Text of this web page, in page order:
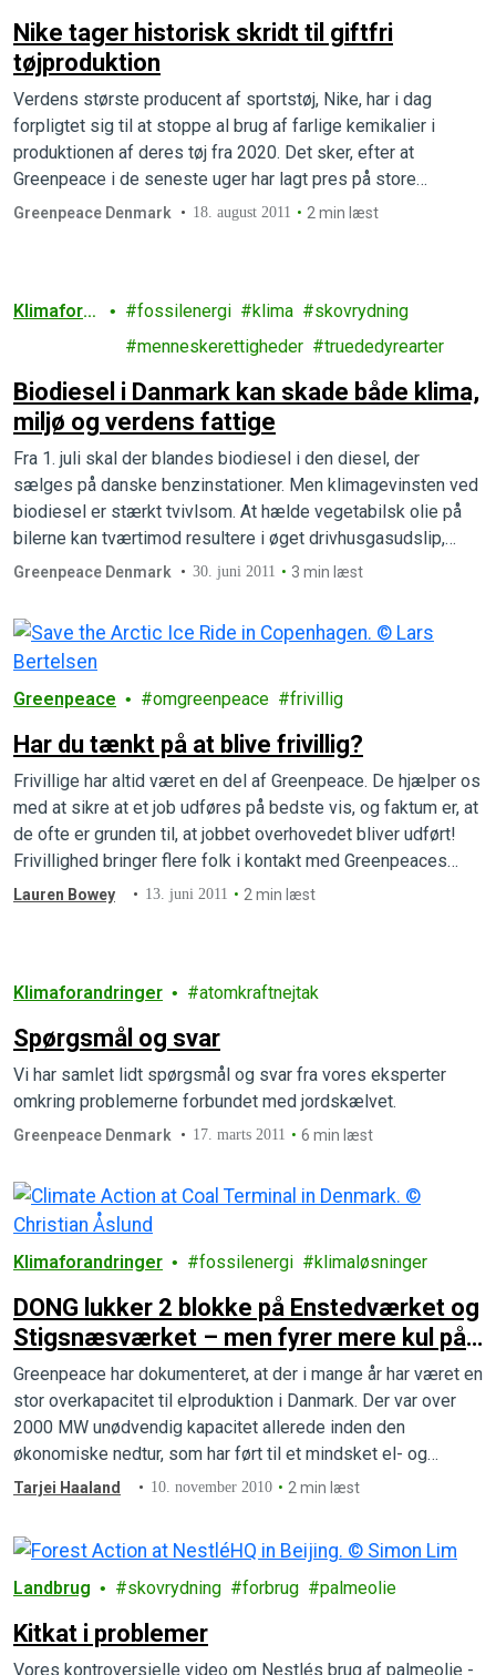
Nike tager historisk skridt til giftfri
tøjproduktion
Verdens største producent af sportstøj, Nike, har i dag
forpligtet sig til at stoppe al brug af farlige kemikalier i
produktionen af deres tøj fra 2020. Det sker, efter at
Greenpeace i de seneste uger har lagt pres på store
internationale tøjmærker i en kampagne imod brugen af
Greenpeace Denmark 18. august 2011 2 min læst
Klimafora
fossilenergi klima
skovrydning
menneskerettigheder
truededyrearter
Biodiesel i Danmark kan skade både klima,
miljø og verdens fattige
Fra 1. juli skal der blandes biodiesel i den diesel, der
sælges på danske benzinstationer. Men klimagevinsten ved
biodiesel er stærkt tvivlsom. At hælde vegetabilsk olie på
bilerne kan tværtimod resultere i øget drivhusgasudslip,
højere fødevarepriser og øget fældning af verdens skove.
Greenpeace Denmark 30. juni 2011 3 min læst
Greenpeace omgreenpeace frivillig
Har du tænkt på at blive frivillig?
Frivillige har altid været en del af Greenpeace. De hjælper os
med at sikre at et job udføres på bedste vis, og faktum er, at
de ofte er grunden til, at jobbet overhovedet bliver udført!
Frivillighed bringer flere folk i kontakt med Greenpeaces
kampagner, værdier og mål og samtidig betyder det, at
Lauren Bowey 13. juni 2011 2 min læst
Klimaforandringer atomkraftnejtak
Spørgsmål og svar
Vi har samlet lidt spørgsmål og svar fra vores eksperter
omkring problemerne forbundet med jordskælvet.
Greenpeace Denmark 17. marts 2011 6 min læst
Klimaforandringer fossilenergi klimaløsninger
DONG lukker 2 blokke på Enstedværket og
Stigsnæsværket – men fyrer mere kul på
Avedøreværket
Greenpeace har dokumenteret, at der i mange år har været en
stor overkapacitet til elproduktion i Danmark. Der var over
2000 MW unødvendig kapacitet allerede inden den
økonomiske nedtur, som har ført til et mindsket el- og
energiforbrug de sidste 2 år.
Tarjei Haaland 10. november 2010 2 min læst
Landbrug skovrydning forbrug palmeolie
Kitkat i problemer
Vores kontroversielle video om Nestlés brug af palmeolie -